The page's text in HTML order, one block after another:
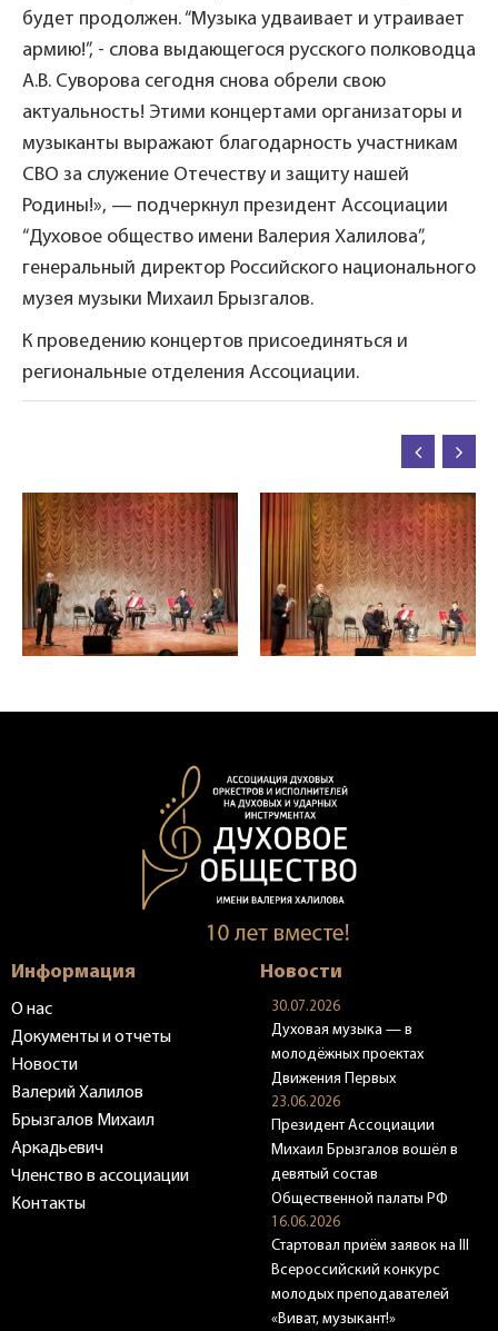
будет продолжен. “Музыка удваивает и утраивает
армию!”, - слова выдающегося русского полководца
А.В. Суворова сегодня снова обрели свою
актуальность! Этими концертами организаторы и
музыканты выражают благодарность участникам
СВО за служение Отечеству и защиту нашей
Родины!», — подчеркнул президент Ассоциации
“Духовое общество имени Валерия Халилова”,
генеральный директор Российского национального
музея музыки Михаил Брызгалов.
К проведению концертов присоединяться и
региональные отделения Ассоциации.
Информация
О нас
Документы и отчеты
Новости
Валерий Халилов
Брызгалов Михаил
Аркадьевич
Членство в ассоциации
Контакты
Новости
30.07.2026
Духовая музыка — в
молодёжных проектах
Движения Первых
23.06.2026
Президент Ассоциации
Михаил Брызгалов вошёл в
девятый состав
Общественной палаты РФ
16.06.2026
Стартовал приём заявок на III
Всероссийский конкурс
молодых преподавателей
«Виват, музыкант!»